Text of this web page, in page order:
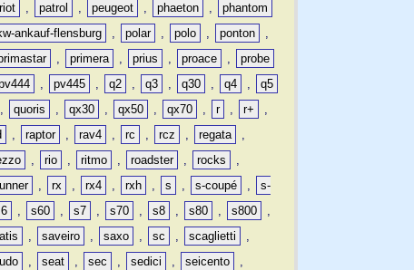
, patrol , peugeot , phaeton ,
phantom
ankauf-flensburg , polar , polo , ponton
,
, primera , prius , proace ,
probe
, pv445 , q2 , q3 , q30 , q4 ,
q5
, quoris , qx30 , qx50 , qx70 , r , r+
,
, raptor , rav4 , rc , rcz , regata
,
, rio , ritmo , roadster , rocks
,
, rx , rx4 , rxh , s , s-coupé ,
s-
, s60 , s7 , s70 , s8 , s80 , s800
,
, saveiro , saxo , sc , scaglietti
,
, seat , sec , sedici , seicento
,